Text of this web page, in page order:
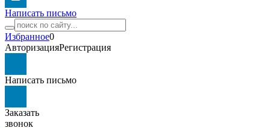
Написать письмо
Избранное0
АвторизацияРегистрация
Написать письмо
Заказать
звонок